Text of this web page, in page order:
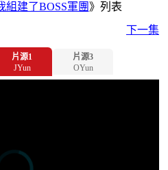
組建了BOSS軍團 》列表
下一集
片源1
JYun
片源3
OYun